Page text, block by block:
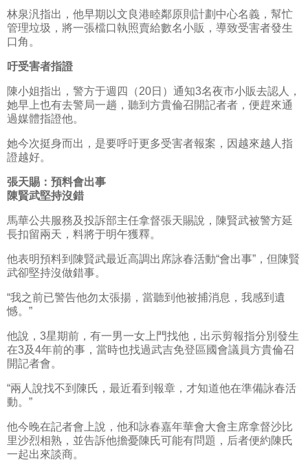
林泉汎指出，他早期以文良港睦鄰原則計劃中心名義，幫忙
管理垃圾，將一張檔口執照賣給數名小販，導致受害者發生
口角。
吁受害者指證
陳小姐指出，警方于週四（20日）通知3名夜市小販去認人，
她早上也有去警局一趟，聽到方貴倫召開記者者，便趕來通
過媒體指證他。
她今次挺身而出，是要呼吁更多受害者報案，因越來越人指
證越好。
張天賜：預料會出事
陳賢武堅持沒錯
馬華公共服務及投訴部主任拿督張天賜說，陳賢武被警方延
長扣留兩天，料將于明午獲釋。
他表明預料到陳賢武最近高調出席詠春活動“會出事”，但陳賢
武卻堅持沒做錯事。
“我之前已警告他勿太張揚，當聽到他被捕消息，我感到遺
憾。”
他說，3星期前，有一男一女上門找他，出示剪報指分別發生
在3及4年前的事，當時也找過武吉免登區國會議員方貴倫召
開記者會。
“兩人說找不到陳氏，最近看到報章，才知道他在準備詠春活
動。”
他今晚在記者會上說，他和詠春嘉年華會大會主席拿督沙比
里沙烈相熟，並告訴他擔憂陳氏可能有問題，后者便約陳氏
一起出來談商。